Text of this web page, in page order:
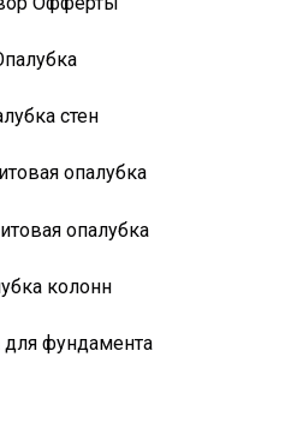
стен
опалубка
опалубка
колонн
для фундамента